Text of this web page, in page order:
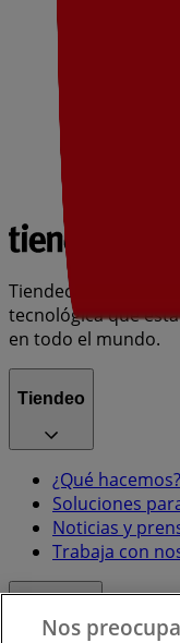
Tiendeo forma
tecnológica que
en todo el mundo.
Tiendeo
¿Qué hacemos?
Soluciones
Noticias y
Trabaja con
Nos